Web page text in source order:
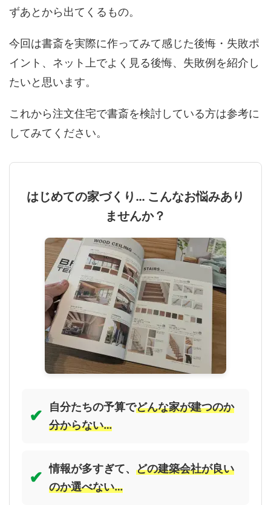
ずあとから出てくるもの。
今回は書斎を実際に作ってみて感じた後悔・失敗ポ
イント、ネット上でよく見る後悔、失敗例を紹介し
たいと思います。
これから注文住宅で書斎を検討している方は参考に
してみてください。
はじめての家づくり… こんなお悩みあり
ませんか？
✔ 自分たちの予算でどんな家が建つのか
分からない…
✔ 情報が多すぎて、 どの建築会社が良い
のか選べない…